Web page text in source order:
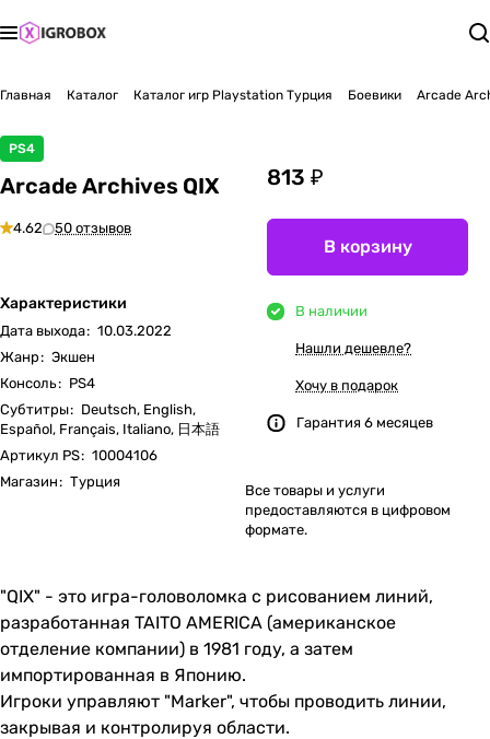
Главная Каталог Каталог игр Playstation Турция Боевики Arcade
PS4
Arcade Archives QIX
4.62 50 отзывов
Характеристики
Дата выхода: 10.03.2022
Жанр: Экшен
Консоль: PS4
Субтитры: Deutsch, English,
Español, Français, Italiano, 日本語
Артикул PS: 10004106
Магазин: Турция
813 ₽
В корзину
В наличии
Нашли дешевле?
Хочу в подарок
Гарантия 6 месяцев
Все товары и услуги
предоставляются в цифровом
формате.
"QIX" - это игра-головоломка с рисованием линий,
разработанная TAITO AMERICA (американское
отделение компании) в 1981 году, а затем
импортированная в Японию.
Игроки управляют "Мarker", чтобы проводить линии,
закрывая и контролируя области.